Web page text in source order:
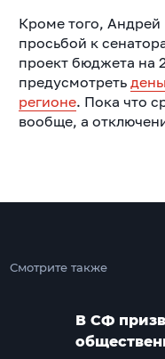
Кроме того, Андрей
просьбой к
проект бюджета на
предусмотреть
регионе. Пока что
вообще, а
Смотрите также
В СФ